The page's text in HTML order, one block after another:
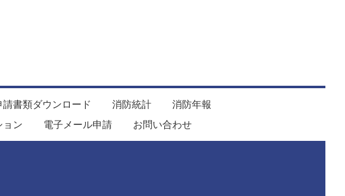
請書類ダウンロード 消防統計
消防年報
ョン 電子メール申請 お問い合わせ